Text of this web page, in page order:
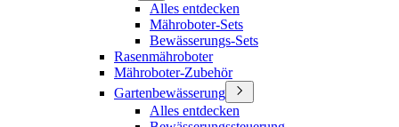
Alles entdecken
Mähroboter-Sets
Bewässerungs-Sets
Rasenmähroboter
Mähroboter-Zubehör
Gartenbewässerung
Alles entdecken